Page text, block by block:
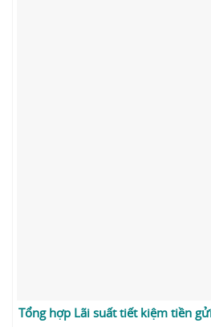
Tổng hợp Lãi suất tiết kiệm tiền